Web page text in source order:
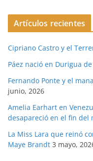
Artículos recientes
Cipriano Castro y el
Páez nació en Durigua
Fernando Ponte y el
junio, 2026
Amelia Earhart en
desapareció en el fin del
La Miss Lara que reinó
Maye Brandt 3 mayo,